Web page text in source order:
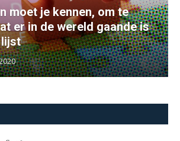
moet je kennen, om te
er in de wereld gaande is